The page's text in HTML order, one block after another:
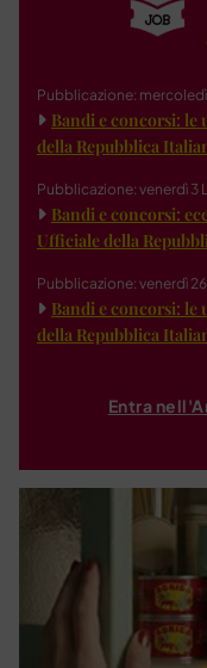
Pubblicazione:
Bandi e concorsi: le
della Repubblica
Pubblicazione: venerdì 3
Bandi e concorsi:
Ufficiale della
Pubblicazione: venerdì
Bandi e concorsi: le
della Repubblica
Entra